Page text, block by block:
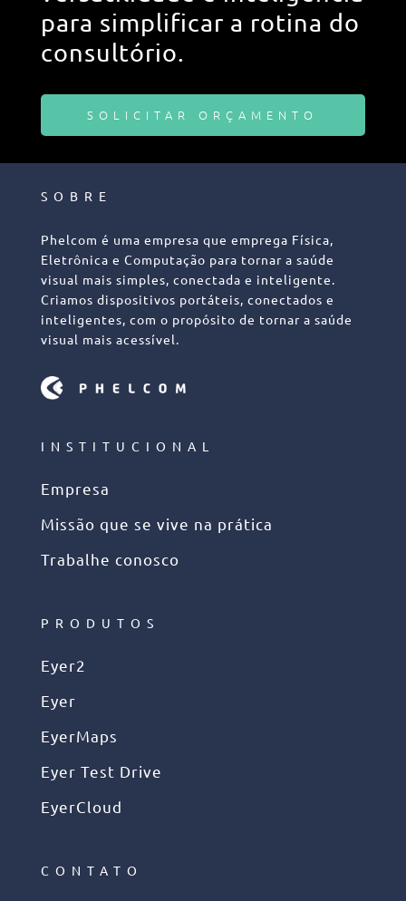
para simplificar a rotina do
consultório.
SOLICITAR ORÇAMENTO
SOBRE
Phelcom é uma empresa que emprega Física,
Eletrônica e Computação para tornar a saúde
visual mais simples, conectada e inteligente.
Criamos dispositivos portáteis, conectados e
inteligentes, com o propósito de tornar a saúde
visual mais acessível.
INSTITUCIONAL
Empresa
Missão que se vive na prática
Trabalhe conosco
PRODUTOS
Eyer2
Eyer
EyerMaps
Eyer Test Drive
EyerCloud
CONTATO